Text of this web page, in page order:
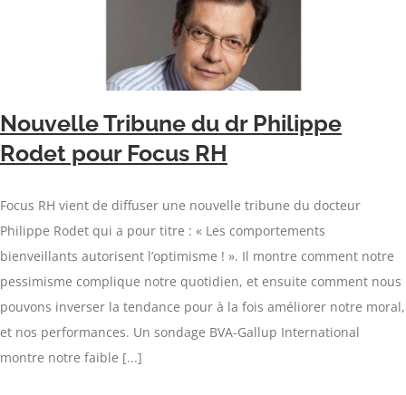
Nouvelle Tribune du dr Philippe
Rodet pour Focus RH
Focus RH vient de diffuser une nouvelle tribune du docteur
Philippe Rodet qui a pour titre : « Les comportements
bienveillants autorisent l’optimisme ! ». Il montre comment notre
pessimisme complique notre quotidien, et ensuite comment nous
pouvons inverser la tendance pour à la fois améliorer notre moral,
et nos performances. Un sondage BVA-Gallup International
montre notre faible [...]